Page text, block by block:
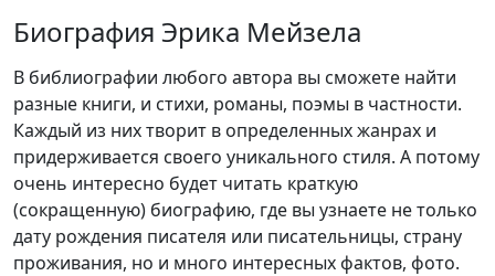
Биография Эрика Мейзела
В библиографии любого автора вы сможете найти
разные книги, и стихи, романы, поэмы в частности.
Каждый из них творит в определенных жанрах и
придерживается своего уникального стиля. А потому
очень интересно будет читать краткую
(сокращенную) биографию, где вы узнаете не только
дату рождения писателя или писательницы, страну
проживания, но и много интересных фактов, фото.